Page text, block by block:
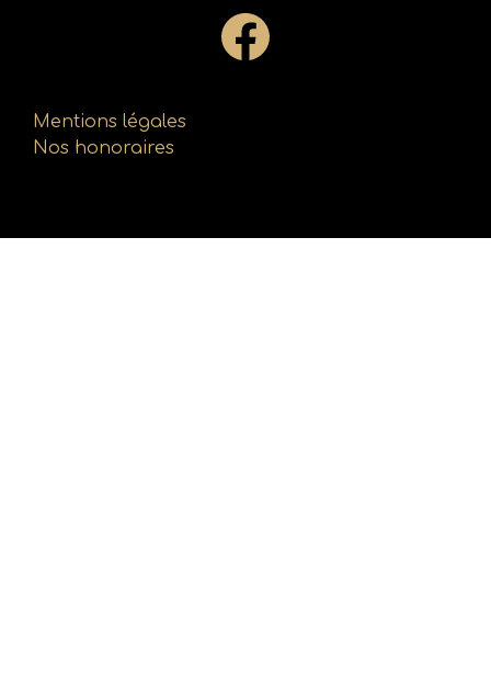
Mentions légales
Nos honoraires